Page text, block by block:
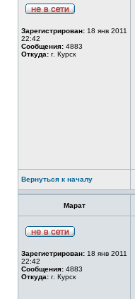
Зарегистрирован: 18 янв 2011
22:42
Сообщения: 4883
Откуда: г. Курск
Вернуться к началу
Марат
Зарегистрирован: 18 янв 2011
22:42
Сообщения: 4883
Откуда: г. Курск